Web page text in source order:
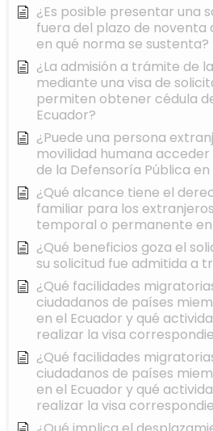
¿Es posible presentar una
fuera del plazo de noventa
en qué norma se sustenta?
¿La admisión a trámite de
mediante una visa de
permiten obtener cédula
Ecuador?
¿Puede una persona
movilidad humana
de la Defensoría Pública en
¿Qué alcance tiene el
familiar para los
temporal o permanente en
¿Qué beneficios goza el
su solicitud fue admitida a
¿Qué facilidades
ciudadanos de países
en el Ecuador y qué
realizar la visa
¿Qué facilidades
ciudadanos de países
en el Ecuador y qué
realizar la visa